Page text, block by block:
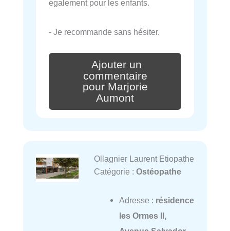
également pour les enfants.
- Je recommande sans hésiter.
Ajouter un
commentaire
pour Marjorie
Aumont
Ollagnier Laurent Etiopathe
Catégorie : Ostéopathe
Adresse : résidence
les Ormes II,